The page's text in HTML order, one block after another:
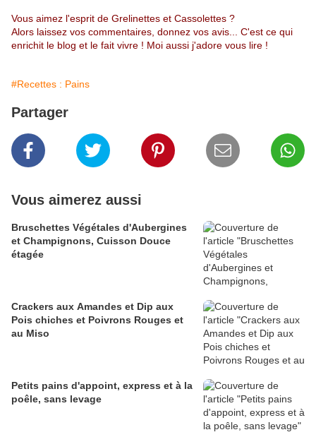
Vous aimez l'esprit de Grelinettes et Cassolettes ?
Alors laissez vos commentaires, donnez vos avis... C'est ce qui
enrichit le blog et le fait vivre ! Moi aussi j'adore vous lire !
#Recettes : Pains
Partager
Vous aimerez aussi
Bruschettes Végétales d'Aubergines
et Champignons, Cuisson Douce
étagée
Crackers aux Amandes et Dip aux
Pois chiches et Poivrons Rouges et
au Miso
Petits pains d'appoint, express et à la
poêle, sans levage